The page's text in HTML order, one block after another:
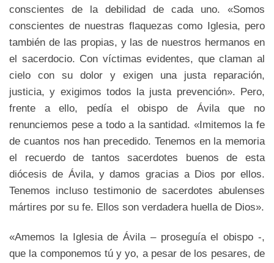
conscientes de la debilidad de cada uno. «Somos
conscientes de nuestras flaquezas como Iglesia, pero
también de las propias, y las de nuestros hermanos en
el sacerdocio. Con víctimas evidentes, que claman al
cielo con su dolor y exigen una justa reparación,
justicia, y exigimos todos la justa prevención». Pero,
frente a ello, pedía el obispo de Ávila que no
renunciemos pese a todo a la santidad. «Imitemos la fe
de cuantos nos han precedido. Tenemos en la memoria
el recuerdo de tantos sacerdotes buenos de esta
diócesis de Ávila, y damos gracias a Dios por ellos.
Tenemos incluso testimonio de sacerdotes abulenses
mártires por su fe. Ellos son verdadera huella de Dios».
«Amemos la Iglesia de Ávila – proseguía el obispo -,
que la componemos tú y yo, a pesar de los pesares, de